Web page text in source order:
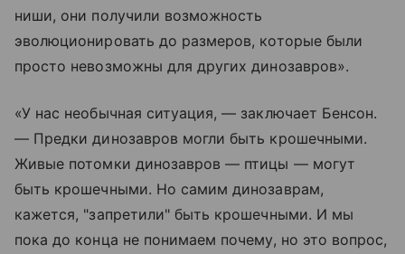
ниши, они получили возможность
эволюционировать до размеров, которые были
просто невозможны для других динозавров».
«У нас необычная ситуация, — заключает Бенсон.
— Предки динозавров могли быть крошечными.
Живые потомки динозавров — птицы — могут
быть крошечными. Но самим динозаврам,
кажется, "запретили" быть крошечными. И мы
пока до конца не понимаем почему, но это вопрос,